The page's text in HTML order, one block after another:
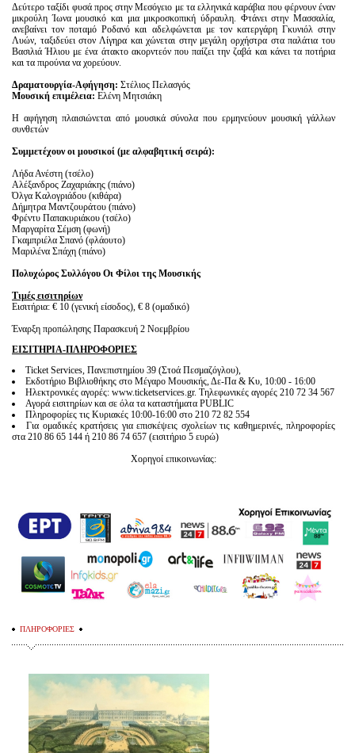
Δεύτερο ταξίδι φυσά προς στην Μεσόγειο με τα ελληνικά καράβια που φέρνουν έναν
μικρούλη Ίωνα μουσικό και μια μικροσκοπική ύδραυλη. Φτάνει στην Μασσαλία,
ανεβαίνει τον ποταμό Ροδανό και αδελφώνεται με τον κατεργάρη Γκυνιόλ στην
Λυών, ταξιδεύει στον Λίγηρα και χώνεται στην μεγάλη ορχήστρα στα παλάτια του
Βασιλιά Ήλιου με ένα άτακτο ακορντεόν που παίζει την ζαβά και κάνει τα ποτήρια
και τα πιρούνια να χορεύουν.
Δραματουργία-Αφήγηση: Στέλιος Πελασγός
Μουσική επιμέλεια: Ελένη Μητσιάκη
Η αφήγηση πλαισιώνεται από μουσικά σύνολα που ερμηνεύουν μουσική γάλλων
συνθετών
Συμμετέχουν οι μουσικοί (με αλφαβητική σειρά):
Λήδα Ανέστη (τσέλο)
Αλέξανδρος Ζαχαριάκης (πιάνο)
Όλγα Καλογριάδου (κιθάρα)
Δήμητρα Μαντζουράτου (πιάνο)
Φρέντυ Παπακυριάκου (τσέλο)
Μαργαρίτα Σέμση (φωνή)
Γκαμπριέλα Σπανό (φλάουτο)
Μαριλένα Σπάχη (πιάνο)
Πολυχώρος Συλλόγου Οι Φίλοι της Μουσικής
Τιμές εισιτηρίων
Εισιτήρια: € 10 (γενική είσοδος), € 8 (ομαδικό)
Έναρξη προπώλησης Παρασκευή 2 Νοεμβρίου
ΕΙΣΙΤΗΡΙΑ-ΠΛΗΡΟΦΟΡΙΕΣ
Ticket Services, Πανεπιστημίου 39 (Στοά Πεσμαζόγλου),
Εκδοτήριο Βιβλιοθήκης στο Μέγαρο Μουσικής, Δε-Πα & Κυ, 10:00 - 16:00
Ηλεκτρονικές αγορές: www.ticketservices.gr. Τηλεφωνικές αγορές 210 72 34 567
Αγορά εισιτηρίων και σε όλα τα καταστήματα PUBLIC
Πληροφορίες τις Κυριακές 10:00-16:00 στο 210 72 82 554
Για ομαδικές κρατήσεις για επισκέψεις σχολείων τις καθημερινές, πληροφορίες
στα 210 86 65 144 ή 210 86 74 657 (εισιτήριο 5 ευρώ)
Χορηγοί επικοινωνίας:
ΠΛΗΡΟΦΟΡΙΕΣ